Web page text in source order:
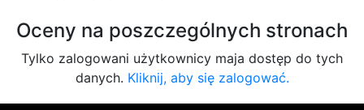
Oceny na poszczególnych stronach
Tylko zalogowani użytkownicy maja dostęp do tych
danych. Kliknij, aby się zalogować.